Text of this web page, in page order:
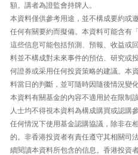
額。講者為證監會持牌人。
本資料僅供參考用途，並不構成要約或
任何有關要約而擬備。本資料可能含有
這些信息可能包括預測、預報、收益或
料並不構成對未來事件的預估、研究或
何證券或采用任何投資策略的建議。本
料當日的判斷，並可隨時因隨後情況變
本資料有關基金的內容不適用於在限制
人士均不得視本資料為構成購買或認購
任何情況下使用基金認購協議，除非在
的。非香港投資者有責任遵守其相關司
續閱讀本資料所包含的信息。香港投資